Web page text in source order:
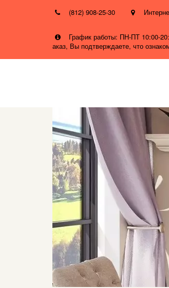
(812) 908-25-30
График работы: ПН-ПТ 10:00-
аказ, Вы подтверждаете, что